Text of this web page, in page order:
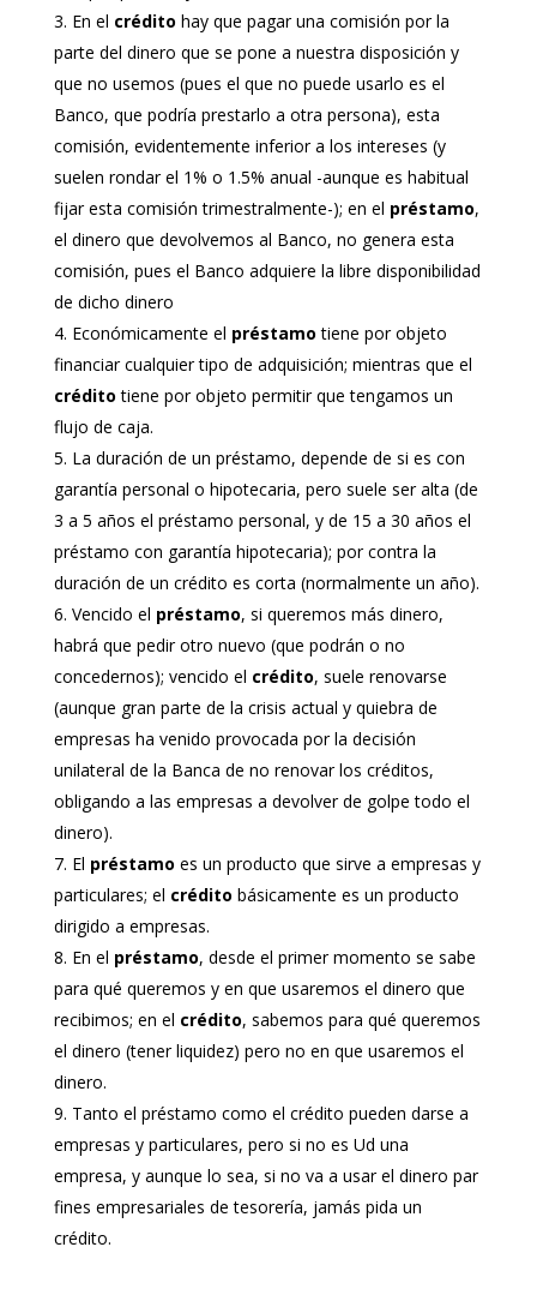
En el crédito hay que pagar una comisión por la
parte del dinero que se pone a nuestra disposición y
que no usemos (pues el que no puede usarlo es el
Banco, que podría prestarlo a otra persona), esta
comisión, evidentemente inferior a los intereses (y
suelen rondar el 1% o 1.5% anual -aunque es habitual
fijar esta comisión trimestralmente-); en el préstamo,
el dinero que devolvemos al Banco, no genera esta
comisión, pues el Banco adquiere la libre disponibilidad
de dicho dinero
Económicamente el préstamo tiene por objeto
financiar cualquier tipo de adquisición; mientras que el
crédito tiene por objeto permitir que tengamos un
flujo de caja.
La duración de un préstamo, depende de si es con
garantía personal o hipotecaria, pero suele ser alta (de
3 a 5 años el préstamo personal, y de 15 a 30 años el
préstamo con garantía hipotecaria); por contra la
duración de un crédito es corta (normalmente un año).
Vencido el préstamo, si queremos más dinero,
habrá que pedir otro nuevo (que podrán o no
concedernos); vencido el crédito, suele renovarse
(aunque gran parte de la crisis actual y quiebra de
empresas ha venido provocada por la decisión
unilateral de la Banca de no renovar los créditos,
obligando a las empresas a devolver de golpe todo el
dinero).
El préstamo es un producto que sirve a empresas y
particulares; el crédito básicamente es un producto
dirigido a empresas.
En el préstamo, desde el primer momento se sabe
para qué queremos y en que usaremos el dinero que
recibimos; en el crédito, sabemos para qué queremos
el dinero (tener liquidez) pero no en que usaremos el
dinero.
Tanto el préstamo como el crédito pueden darse a
empresas y particulares, pero si no es Ud una
empresa, y aunque lo sea, si no va a usar el dinero par
fines empresariales de tesorería, jamás pida un
crédito.